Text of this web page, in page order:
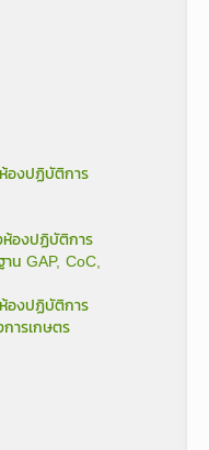
องปฏิบัติการ
ห้องปฏิบัติการ
น GAP, CoC,
องปฏิบัติการ
ารเกษตร